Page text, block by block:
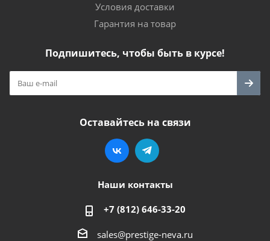
Условия доставки
Гарантия на товар
Подпишитесь, чтобы быть в курсе!
Оставайтесь на связи
Наши контакты
+7 (812) 646-33-20
sales@prestige-neva.ru